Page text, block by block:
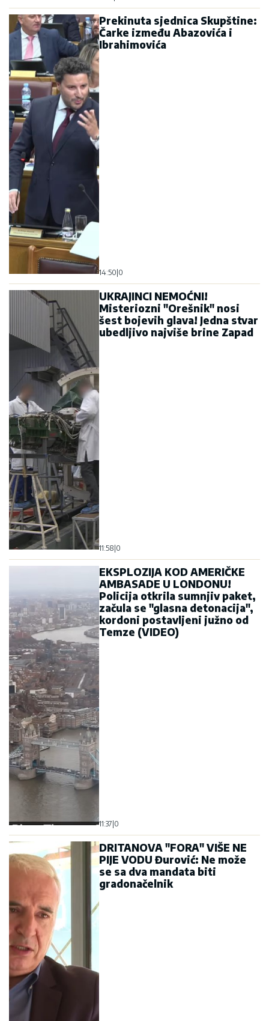
Prekinuta sjednica Skupštine:
Čarke između Abazovića i
Ibrahimovića
14:50 0
UKRAJINCI NEMOĆNI!
Misteriozni "Orešnik" nosi
šest bojevih glava! Jedna stvar
ubedljivo najviše brine Zapad
11:58 0
EKSPLOZIJA KOD AMERIČKE
AMBASADE U LONDONU!
Policija otkrila sumnjiv paket,
začula se "glasna detonacija",
kordoni postavljeni južno od
Temze (VIDEO)
11:37 0
DRITANOVA "FORA" VIŠE NE
PIJE VODU Đurović: Ne može
se sa dva mandata biti
gradonačelnik